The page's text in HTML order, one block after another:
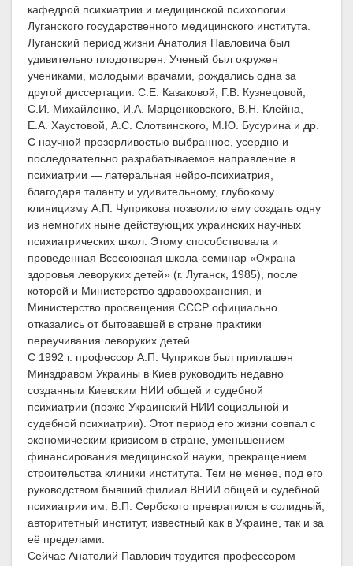
кафедрой психиатрии и медицинской психологии
Луганского государственного медицинского института.
Луганский период жизни Анатолия Павловича был
удивительно плодотворен. Ученый был окружен
учениками, молодыми врачами, рождались одна за
другой диссертации: С.Е. Казаковой, Г.В. Кузнецовой,
С.И. Михайленко, И.А. Марценковского, В.Н. Клейна,
Е.А. Хаустовой, А.С. Слотвинского, М.Ю. Бусурина и др.
С научной прозорливостью выбранное, усердно и
последовательно разрабатываемое направление в
психиатрии — латеральная нейро-психиатрия,
благодаря таланту и удивительному, глубокому
клиницизму А.П. Чуприкова позволило ему создать одну
из немногих ныне действующих украинских научных
психиатрических школ. Этому способствовала и
проведенная Всесоюзная школа-семинар «Охрана
здоровья леворуких детей» (г. Луганск, 1985), после
которой и Министерство здравоохранения, и
Министерство просвещения СССР официально
отказались от бытовавшей в стране практики
переучивания леворуких детей.
С 1992 г. профессор А.П. Чуприков был приглашен
Минздравом Украины в Киев руководить недавно
созданным Киевским НИИ общей и судебной
психиатрии (позже Украинский НИИ социальной и
судебной психиатрии). Этот период его жизни совпал с
экономическим кризисом в стране, уменьшением
финансирования медицинской науки, прекращением
строительства клиники института. Тем не менее, под его
руководством бывший филиал ВНИИ общей и судебной
психиатрии им. В.П. Сербского превратился в солидный,
авторитетный институт, известный как в Украине, так и за
её пределами.
Сейчас Анатолий Павлович трудится профессором